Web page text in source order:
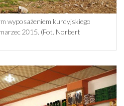
wyposażeniem kurdyjskiego
2015. (Fot. Norbert